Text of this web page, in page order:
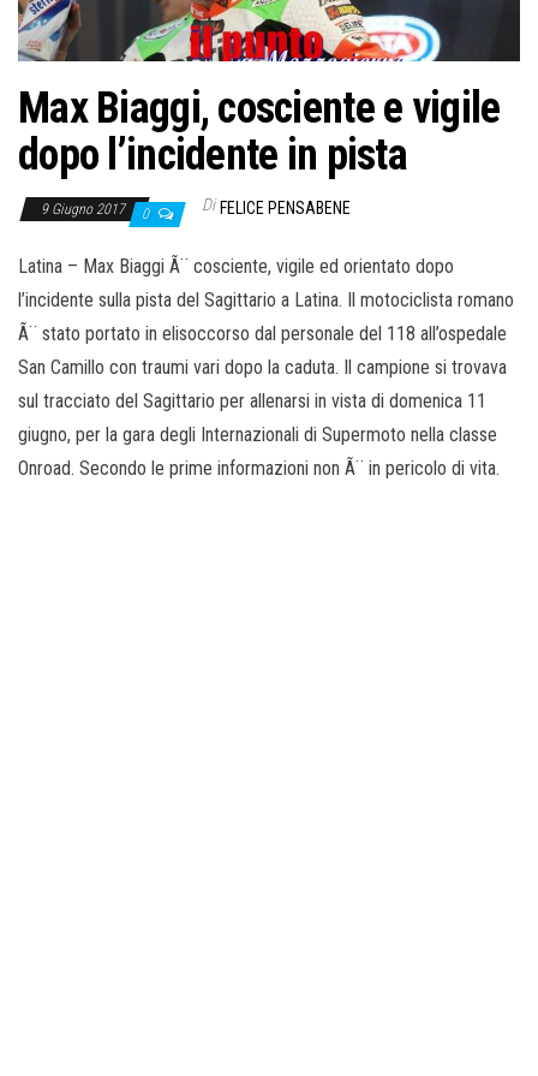
e
Max Biaggi, cosciente e vigile
dopo l’incidente in pista
9 Giugno 2017 0 Di FELICE PENSABENE
Latina – Max Biaggi Ã¨ cosciente, vigile ed orientato dopo
l’incidente sulla pista del Sagittario a Latina. Il motociclista romano
Ã¨ stato portato in elisoccorso dal personale del 118 all’ospedale
San Camillo con traumi vari dopo la caduta. Il campione si trovava
sul tracciato del Sagittario per allenarsi in vista di domenica 11
giugno, per la gara degli Internazionali di Supermoto nella classe
Onroad. Secondo le prime informazioni non Ã¨ in pericolo di vita.